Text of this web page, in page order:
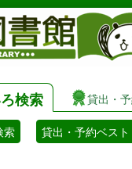
検索 貸出・
索 貸出・予約ベスト